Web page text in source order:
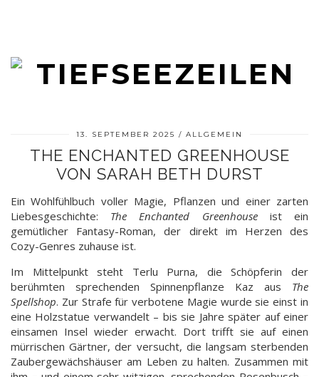
13. SEPTEMBER 2025 ALLGEMEIN
THE ENCHANTED GREENHOUSE
VON SARAH BETH DURST
Ein Wohlfühlbuch voller Magie, Pflanzen und einer zarten
Liebesgeschichte: The Enchanted Greenhouseist ein
gemütlicher Fantasy-Roman, der direkt im Herzen des
Cozy-Genres zuhause ist.
Im Mittelpunkt steht Terlu Purna, die Schöpferin der
berühmten sprechenden Spinnenpflanze Kaz aus The
Spellshop. Zur Strafe für verbotene Magie wurde sie einst in
eine Holzstatue verwandelt – bis sie Jahre später auf einer
einsamen Insel wieder erwacht. Dort trifft sie auf einen
mürrischen Gärtner, der versucht, die langsam sterbenden
Zaubergewächshäuser am Leben zu halten. Zusammen mit